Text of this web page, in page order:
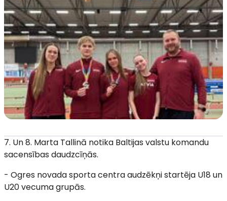
7. Un 8. Marta Tallinā notika Baltijas valstu komandu
sacensības daudzcīņās.
- ⁠Ogres novada sporta centra audzēkņi startēja U18 un
U20 vecuma grupās.